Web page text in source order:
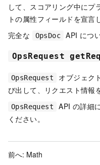
して、スコアリング中にプ
トの属性フィールドを宣言
完全な
OpsDoc API につ
OpsRequest
OpsRequest オブジェク
び出して、リクエスト情報
OpsRequest API の詳細
ください。
前へ: Math